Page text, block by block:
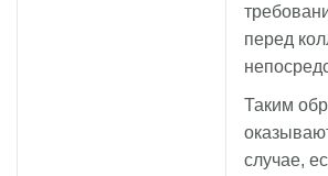
перед
Таким
случае,